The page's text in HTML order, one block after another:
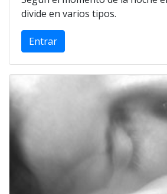
divide en varios tipos.
Entrar